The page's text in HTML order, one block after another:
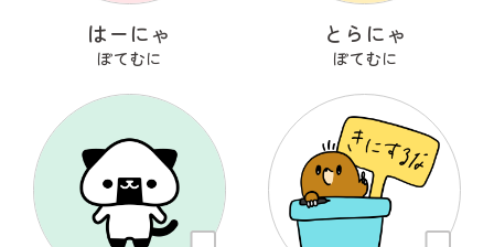
はーにゃ
ぽてむに
とらにゃ
ぽてむに